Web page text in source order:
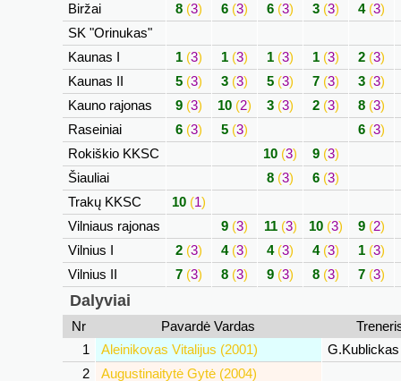
Biržai
8 (3) 6 (3) 6 (3) 3 (3) 4(3)
SK "Orinukas"
Kaunas I
1 (3) 1 (3) 1 (3) 1 (3) 2 (3)
Kaunas II
5 (3) 3 (3) 5 (3) 7 (3) 3 (3)
Kauno rajonas
9 (3) 10 (2) 3 (3) 2 (3) 8 (3)
Raseiniai
6 (3) 5 (3) 6 (3)
Rokiškio KKSC
10 (3) 9 (3)
Šiauliai
8 (3) 6 (3)
Trakų KKSC
10 (1)
Vilniaus rajonas
9 (3) 11(3) 10 (3) 9 (2)
Vilnius I
2 (3) 4(3) 4(3) 4(3) 1 (3)
Vilnius II
7 (3) 8 (3) 9 (3) 8 (3) 7 (3)
Dalyviai
Nr Pavardė Vardas
1
Aleinikovas Vitalijus (2001)
2
Augustinaitytė Gytė (2004)